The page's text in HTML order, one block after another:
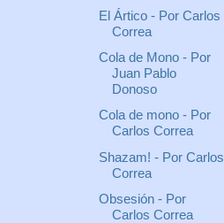
El Ártico - Por Carlos
Correa
Cola de Mono - Por
Juan Pablo
Donoso
Cola de mono - Por
Carlos Correa
Shazam! - Por Carlos
Correa
Obsesión - Por
Carlos Correa